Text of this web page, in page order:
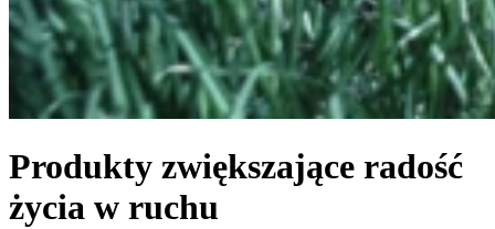
Produkty zwiększające radość
życia w ruchu